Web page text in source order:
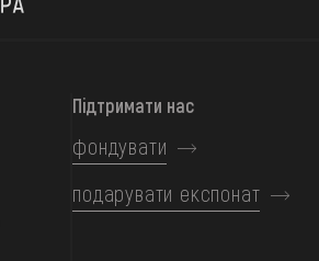
Підтримати нас
фондувати
подарувати експонат